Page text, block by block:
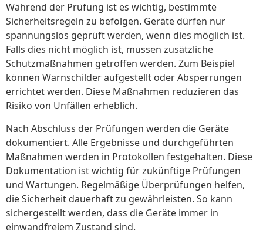
Während der Prüfung ist es wichtig, bestimmte
Sicherheitsregeln zu befolgen. Geräte dürfen nur
spannungslos geprüft werden, wenn dies möglich ist.
Falls dies nicht möglich ist, müssen zusätzliche
Schutzmaßnahmen getroffen werden. Zum Beispiel
können Warnschilder aufgestellt oder Absperrungen
errichtet werden. Diese Maßnahmen reduzieren das
Risiko von Unfällen erheblich.
Nach Abschluss der Prüfungen werden die Geräte
dokumentiert. Alle Ergebnisse und durchgeführten
Maßnahmen werden in Protokollen festgehalten. Diese
Dokumentation ist wichtig für zukünftige Prüfungen
und Wartungen. Regelmäßige Überprüfungen helfen,
die Sicherheit dauerhaft zu gewährleisten. So kann
sichergestellt werden, dass die Geräte immer in
einwandfreiem Zustand sind.